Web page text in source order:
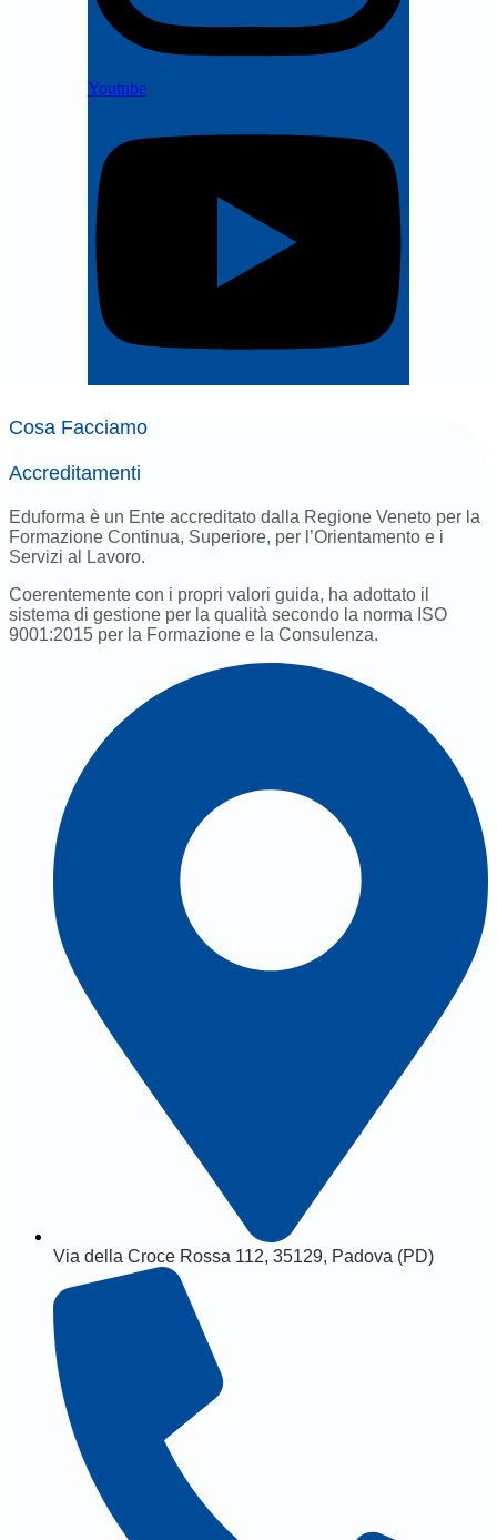
Youtube
Cosa Facciamo
Accreditamenti
Eduforma è un Ente accreditato dalla Regione Veneto per la
Formazione Continua, Superiore, per l’Orientamento e i
Servizi al Lavoro.
Coerentemente con i propri valori guida, ha adottato il
sistema di gestione per la qualità secondo la norma ISO
9001:2015 per la Formazione e la Consulenza.
Via della Croce Rossa 112, 35129, Padova (PD)